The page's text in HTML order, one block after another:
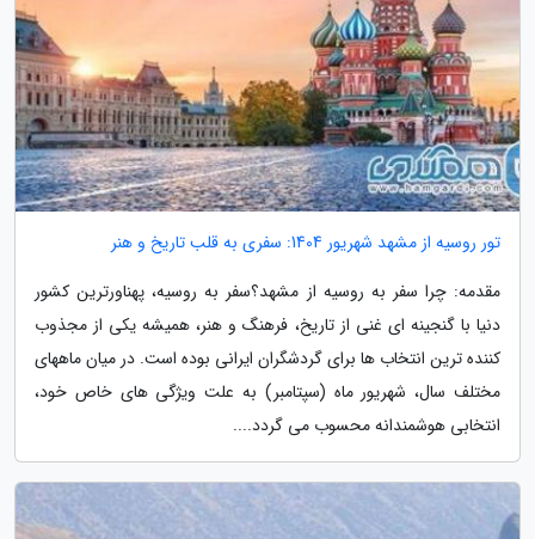
تور روسیه از مشهد شهریور 1404: سفری به قلب تاریخ و هنر
مقدمه: چرا سفر به روسیه از مشهد؟سفر به روسیه، پهناورترین کشور
دنیا با گنجینه ای غنی از تاریخ، فرهنگ و هنر، همیشه یکی از مجذوب
کننده ترین انتخاب ها برای گردشگران ایرانی بوده است. در میان ماههای
مختلف سال، شهریور ماه (سپتامبر) به علت ویژگی های خاص خود،
انتخابی هوشمندانه محسوب می گردد....